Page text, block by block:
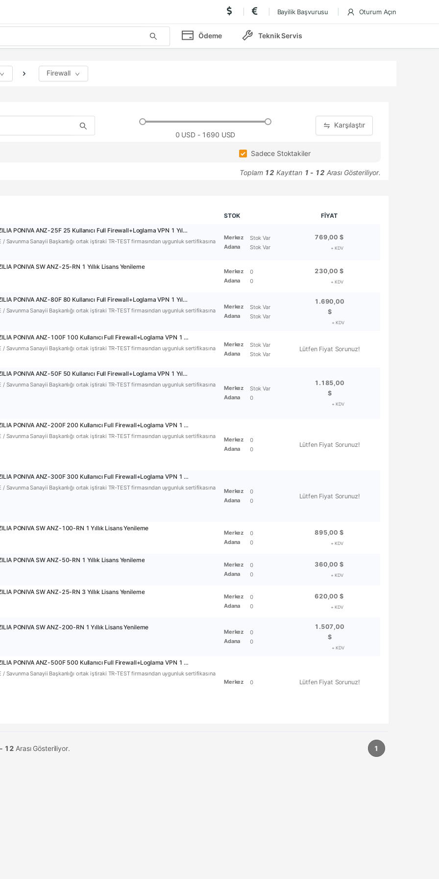
Bayilik Başvurusu Oturum Açın
Ödeme Teknik Servis
Firewall
0 USD - 1690 USD
Karşılaştır
Sadece Stoktakiler
Toplam 12 Kayıttan 1 - 12 Arası Gösteriliyor.
STOK
FİYAT
8747 - ANZILIA PONIVA ANZ-25F 25 Kullanıcı Full Firewall+Loglama VPN 1 Yıl Lisans Dahil Firewall
/ Savunma Sanayii Başkanlığı ortak iştiraki TR-TEST firmasından uygunluk sertifikasına
Merkez
Stok Var
Adana
Stok Var
769,00 $
+ KDV
PONIVA SW ANZ-25-RN 1 Yıllık Lisans Yenileme
Merkez
0
Adana
0
230,00 $
+ KDV
8749 - ANZILIA PONIVA ANZ-80F 80 Kullanıcı Full Firewall+Loglama VPN 1 Yıl Lisans Dahil Firewall
/ Savunma Sanayii Başkanlığı ortak iştiraki TR-TEST firmasından uygunluk sertifikasına
Merkez
Stok Var
Adana
Stok Var
1.690,00
$
+ KDV
8750 - ANZILIA PONIVA ANZ-100F 100 Kullanıcı Full Firewall+Loglama VPN 1 Yıl Lisans Dahil Firewall
/ Savunma Sanayii Başkanlığı ortak iştiraki TR-TEST firmasından uygunluk sertifikasına
Merkez
Stok Var
Adana
Stok Var
Lütfen Fiyat Sorunuz!
8748 - ANZILIA PONIVA ANZ-50F 50 Kullanıcı Full Firewall+Loglama VPN 1 Yıl Lisans Dahil Firewall
/ Savunma Sanayii Başkanlığı ortak iştiraki TR-TEST firmasından uygunluk sertifikasına
Merkez
Stok Var
Adana
0
1.185,00
$
+ KDV
8752 - ANZILIA PONIVA ANZ-200F 200 Kullanıcı Full Firewall+Loglama VPN 1 Yıl Lisans Dahil Firewall
/ Savunma Sanayii Başkanlığı ortak iştiraki TR-TEST firmasından uygunluk sertifikasına
Merkez
0
Adana
0
Lütfen Fiyat Sorunuz!
8753 - ANZILIA PONIVA ANZ-300F 300 Kullanıcı Full Firewall+Loglama VPN 1 Yıl Lisans Dahil Firewall
/ Savunma Sanayii Başkanlığı ortak iştiraki TR-TEST firmasından uygunluk sertifikasına
Merkez
0
Adana
0
Lütfen Fiyat Sorunuz!
PONIVA SW ANZ-100-RN 1 Yıllık Lisans Yenileme
Merkez
0
Adana
0
895,00 $
+ KDV
PONIVA SW ANZ-50-RN 1 Yıllık Lisans Yenileme
Merkez
0
Adana
0
360,00 $
+ KDV
PONIVA SW ANZ-25-RN 3 Yıllık Lisans Yenileme
Merkez
0
Adana
0
620,00 $
+ KDV
PONIVA SW ANZ-200-RN 1 Yıllık Lisans Yenileme
Merkez
0
Adana
0
1.507,00
$
+ KDV
3347 - ANZILIA PONIVA ANZ-500F 500 Kullanıcı Full Firewall+Loglama VPN 1 Yıl Lisans Dahil Firewall
/ Savunma Sanayii Başkanlığı ortak iştiraki TR-TEST firmasından uygunluk sertifikasına
Merkez 0 Lütfen Fiyat Sorunuz!
12 Arası Gösteriliyor. 1